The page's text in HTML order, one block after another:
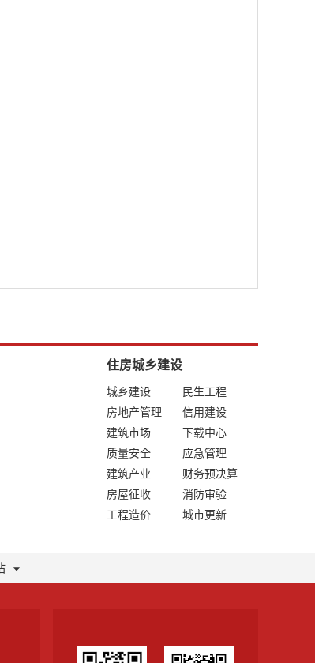
住房城乡建设
城乡建设
民生工程
房地产管理
信用建设
建筑市场
下载中心
质量安全
应急管理
建筑产业
财务预决算
房屋征收
消防审验
工程造价
城市更新